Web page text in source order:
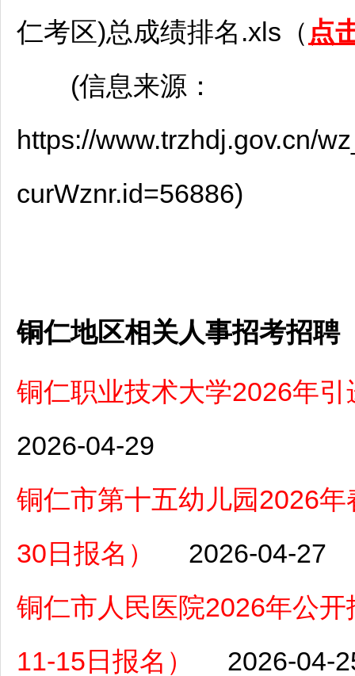
仁考区)总成绩排名.xls（ 点
(信息来源：
https://www.trzhdj.gov.cn/
curWznr.id=56886)
铜仁地区相关人事招考招聘
铜仁职业技术大学2026年
2026-04-29
铜仁市第十五幼儿园2026
30日报名）
2026-04-27
铜仁市人民医院2026年公
11-15日报名）
2026-04-